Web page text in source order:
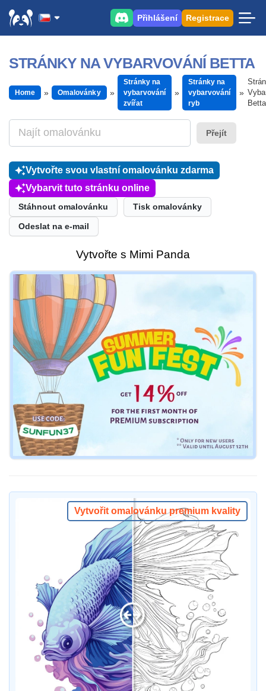
Přihlášení Registrace
STRÁNKY NA VYBARVOVÁNÍ BETTA
Home Omalovánky
Stránky na
vybarvování
zvířat
Stránky na
vybarvování
ryb
Betta
Přejít
Vytvořte svou vlastní omalovánku zdarma
Vybarvit tuto stránku online
Stáhnout omalovánku Tisk omalovánky
Odeslat na e-mail
Vytvořte s Mimi Panda
Vytvořit omalovánku premium kvality